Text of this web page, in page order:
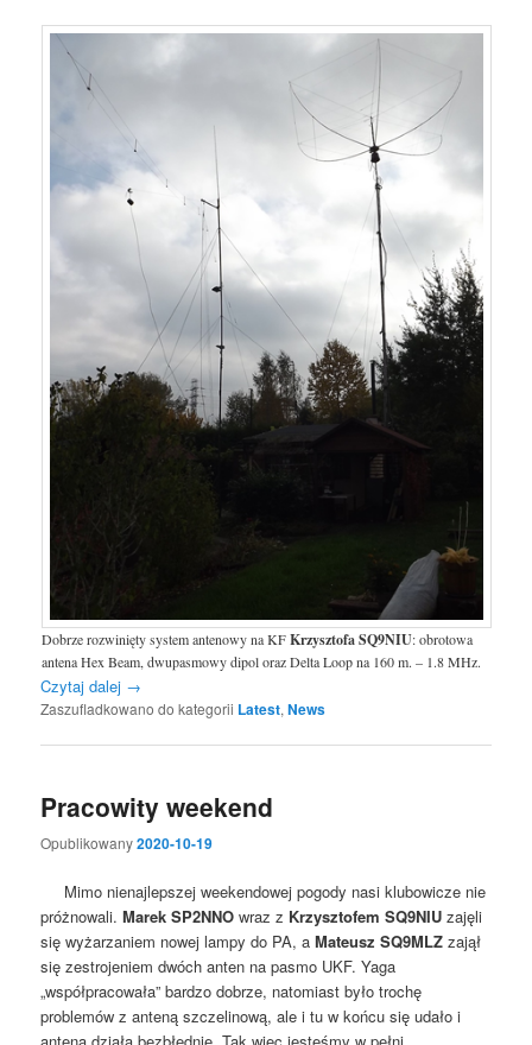
Dobrze rozwinięty system antenowy na KFKrzysztofa SQ9NIU: obrotowa
antena Hex Beam, dwupasmowy dipol oraz Delta Loop na 160 m. – 1.8 MHz.
Czytaj dalej →
Zaszufladkowano do kategorii Latest,News
Pracowity weekend
Opublikowany2020-10-19
Mimo nienajlepszej weekendowej pogody nasi klubowicze nie
próżnowali.Marek SP2NNO wraz z Krzysztofem SQ9NIU zajęli
się wyżarzaniem nowej lampy do PA, aMateusz SQ9MLZ zajął
się zestrojeniem dwóch anten na pasmo UKF. Yaga
„współpracowała” bardzo dobrze, natomiast było trochę
problemów z anteną szczelinową, ale i tu w końcu się udało i